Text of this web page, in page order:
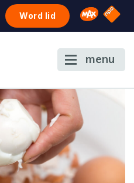
Word lid Omroep
NPO
menu